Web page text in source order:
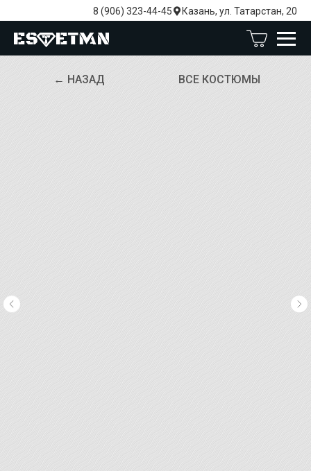
8 (906) 323-44-45 Казань, ул. Татарстан, 20
ВСЕ КОСТЮМЫ
← НАЗАД